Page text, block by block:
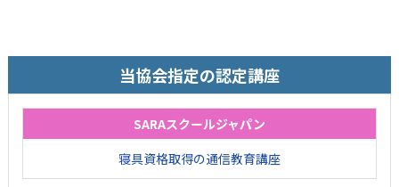
当協会指定の認定講座
SARAスクールジャパン
寝具資格取得の通信教育講座